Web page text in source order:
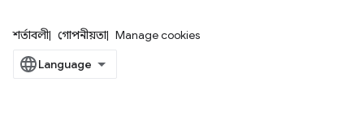
শর্তাবলী গোপনীয়তা Manage cookies